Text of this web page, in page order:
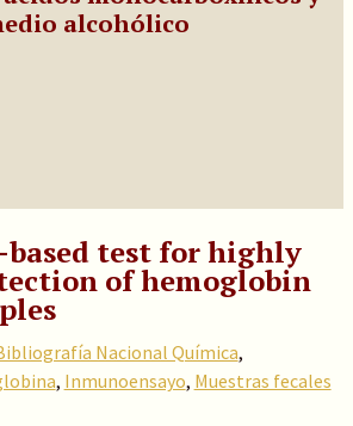
alcohólico
based test for highly
of hemoglobin
Nacional Química,
, Inmunoensayo, Muestras fecales